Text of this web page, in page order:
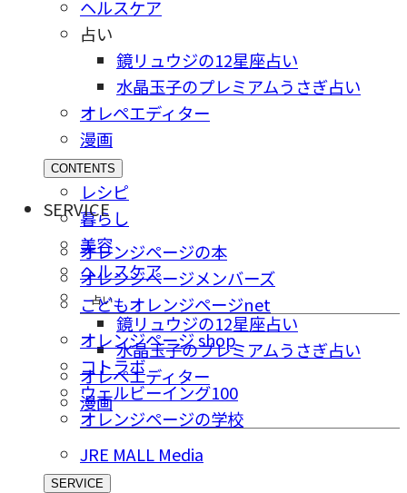
ヘルスケア
占い
鏡リュウジの12星座占い
水晶玉子のプレミアムうさぎ占い
オレペエディター
漫画
CONTENTS
レシピ
暮らし
美容
ヘルスケア
占い
鏡リュウジの12星座占い
水晶玉子のプレミアムうさぎ占い
オレペエディター
漫画
SERVICE
オレンジページの本
オレンジページメンバーズ
こどもオレンジページnet
オレンジページ shop
コトラボ
ウェルビーイング100
オレンジページの学校
JRE MALL Media
SERVICE